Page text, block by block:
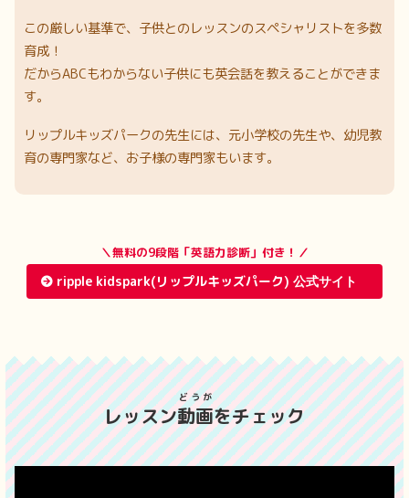
この厳しい基準で、子供とのレッスンのスペシャリストを多数
育成！
だからABCもわからない子供にも英会話を教えることができま
す。
リップルキッズパークの先生には、元小学校の先生や、幼児教
育の専門家など、お子様の専門家もいます。
＼無料の9段階「英語力診断」付き！／
ripple kidspark(リップルキッズパーク)
レッスン動画
どうが
をチェック